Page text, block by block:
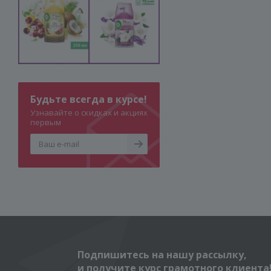
Будьте всегда в курсе!
Узнавайте о скидках и акциях
первым
Подпишитесь на нашу рассылку,
и получите курс грамотного